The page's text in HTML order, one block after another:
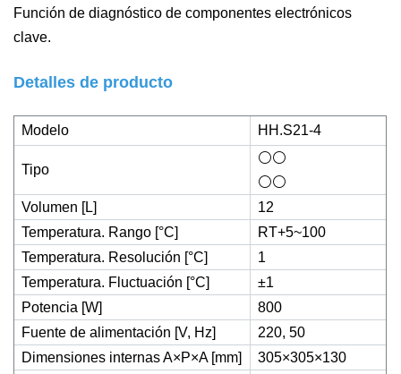
Función de diagnóstico de componentes electrónicos
clave.
Detalles de producto
Modelo HH.S21-4
Tipo
⚪⚪
⚪⚪
Volumen [L]
12
Temperatura. Rango [°C]
RT+5~100
Temperatura. Resolución [°C]
1
Temperatura. Fluctuación [°C]
±1
Potencia [W]
800
Fuente de alimentación [V, Hz]
220, 50
Dimensiones internas A×P×A [mm]
305×305×130